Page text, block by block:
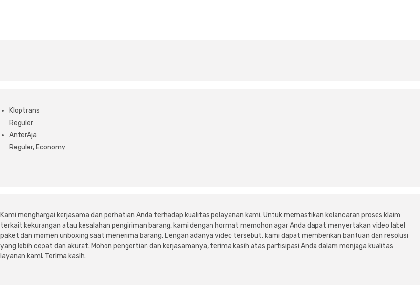
Kloptrans
Reguler
AnterAja
Reguler, Economy
Kami menghargai kerjasama dan perhatian Anda terhadap kualitas pelayanan kami. Untuk memastikan kelancaran proses klaim
terkait kekurangan atau kesalahan pengiriman barang, kami dengan hormat memohon agar Anda dapat menyertakan video label
paket dan momen unboxing saat menerima barang. Dengan adanya video tersebut, kami dapat memberikan bantuan dan resolusi
yang lebih cepat dan akurat. Mohon pengertian dan kerjasamanya, terima kasih atas partisipasi Anda dalam menjaga kualitas
layanan kami. Terima kasih.